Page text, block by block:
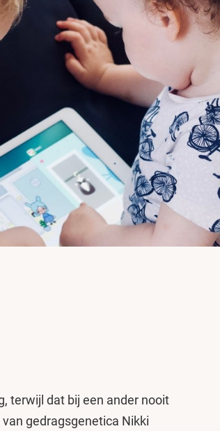
terwijl dat bij een ander nooit
van gedragsgenetica Nikki